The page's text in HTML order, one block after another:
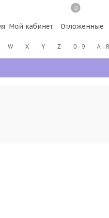
0
Отложенные
Мой кабинет
W X Y Z 0–9 А–Я